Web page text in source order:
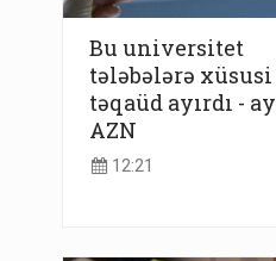
Bu universitet
tələbələrə xüsusi
təqaüd ayırdı -
AZN
12:21